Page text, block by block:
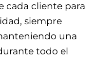
cada cliente para
siempre
una
todo el